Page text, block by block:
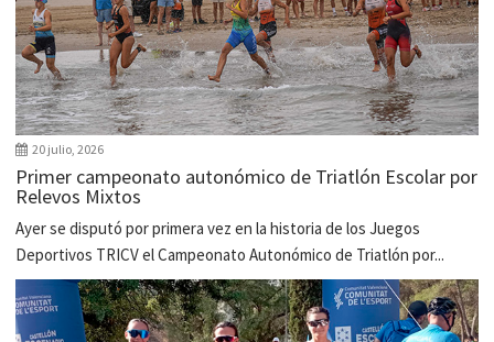
20 julio, 2026
Primer campeonato autonómico de Triatlón Escolar por
Relevos Mixtos
Ayer se disputó por primera vez en la historia de los Juegos
Deportivos TRICV el Campeonato Autonómico de Triatlón por...